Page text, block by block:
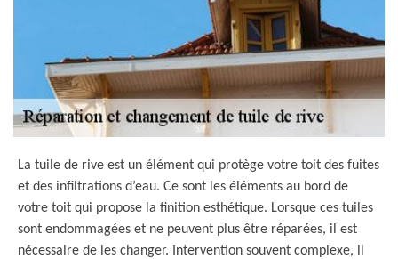
La tuile de rive est un élément qui protège votre toit des fuites
et des infiltrations d’eau. Ce sont les éléments au bord de
votre toit qui propose la finition esthétique. Lorsque ces tuiles
sont endommagées et ne peuvent plus être réparées, il est
nécessaire de les changer. Intervention souvent complexe, il